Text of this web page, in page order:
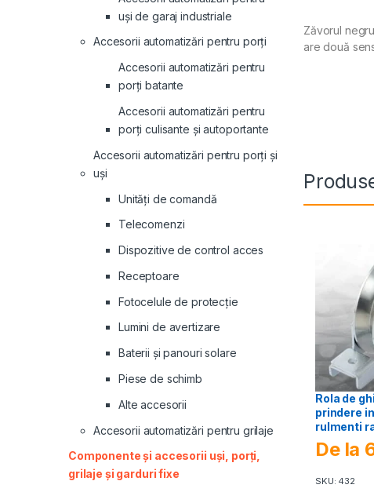
Zăvorul
are două
Rola de
prindere
rulmenti
De la
SKU: 432
uși de garaj industriale
Accesorii automatizări pentru porți
Accesorii automatizări pentru
porți batante
Accesorii automatizări pentru
porți culisante și autoportante
Accesorii automatizări pentru porți și
uși
Unități de comandă
Telecomenzi
Dispozitive de control acces
Receptoare
Fotocelule de protecție
Lumini de avertizare
Baterii și panouri solare
Piese de schimb
Alte accesorii
Accesorii automatizări pentru grilaje
Componente și accesorii uși, porți,
grilaje și garduri fixe